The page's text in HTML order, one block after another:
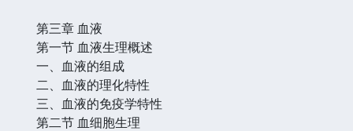
第三章 血液
第一节 血液生理概述
一、血液的组成
二、血液的理化特性
三、血液的免疫学特性
第二节 血细胞生理